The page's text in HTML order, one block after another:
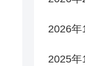
2026年
2025年